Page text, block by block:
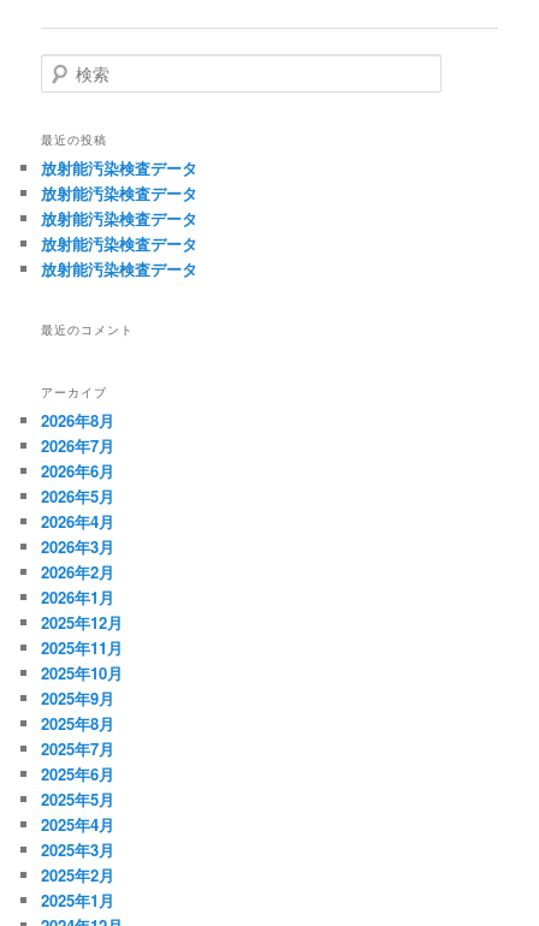
ナ
ビ
ゲ
シ
ョ
ン
検
索
最近の投稿
放射能汚染検査データ
放射能汚染検査データ
放射能汚染検査データ
放射能汚染検査データ
放射能汚染検査データ
最近のコメント
アーカイブ
2026年8月
2026年7月
2026年6月
2026年5月
2026年4月
2026年3月
2026年2月
2026年1月
2025年12月
2025年11月
2025年10月
2025年9月
2025年8月
2025年7月
2025年6月
2025年5月
2025年4月
2025年3月
2025年2月
2025年1月